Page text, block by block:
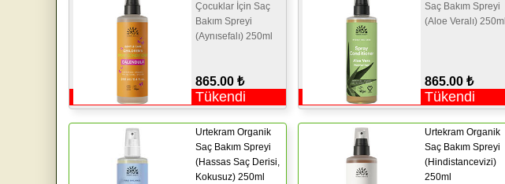
Çocuklar İçin Saç
Bakım Spreyi
(Aynısefalı) 250ml
865.00 ₺
Tükendi
Saç Bakım Spreyi
(Aloe Veralı) 250ml
865.00 ₺
Tükendi
Urtekram Organik
Saç Bakım Spreyi
(Hassas Saç Derisi,
Kokusuz) 250ml
Urtekram Organik
Saç Bakım Spreyi
(Hindistancevizi)
250ml